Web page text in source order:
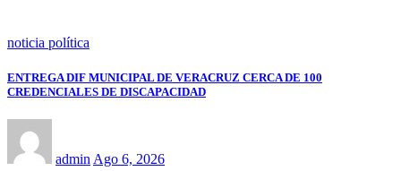
noticia política
ENTREGA DIF MUNICIPAL DE VERACRUZ CERCA DE 100
CREDENCIALES DE DISCAPACIDAD
admin Ago 6, 2026